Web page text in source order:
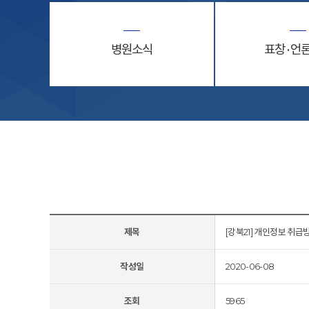
병원소식 표창 · 언
제목 [강북21] 개인정보 취급
작성일 2020-06-08
조회 5965